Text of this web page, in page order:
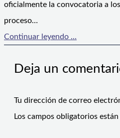
oficialmente la convocatoria a
proceso…
Continuar leyendo ...
Deja un
Tu dirección de correo
Los campos obligatorios